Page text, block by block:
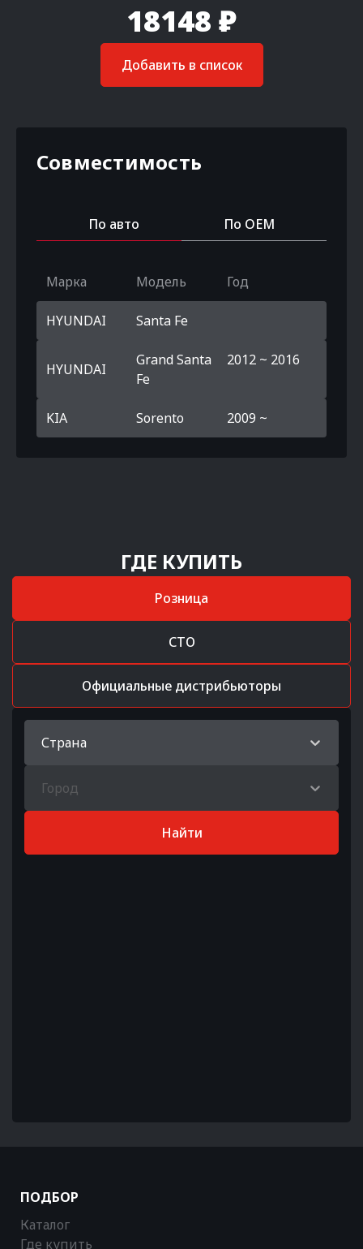
18148 ₽
Добавить в список
Совместимость
По авто По OEM
Марка Модель Год
HYUNDAI Santa Fe
HYUNDAI
Grand Santa
Fe
2012 ~ 2016
KIA Sorento 2009 ~
ГДЕ КУПИТЬ
Розница
СТО
Официальные дистрибьюторы
Страна
Город
Найти
ПОДБОР
Каталог
Где купить